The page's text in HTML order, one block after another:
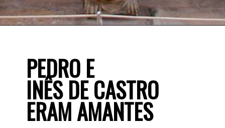
PEDRO E
INÊS DE CASTRO
ERAM AMANTES